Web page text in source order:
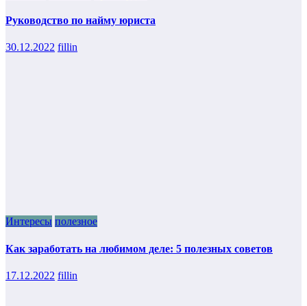
Руководство по найму юриста
30.12.2022 fillin
Интересы полезное
Как заработать на любимом деле: 5 полезных советов
17.12.2022 fillin